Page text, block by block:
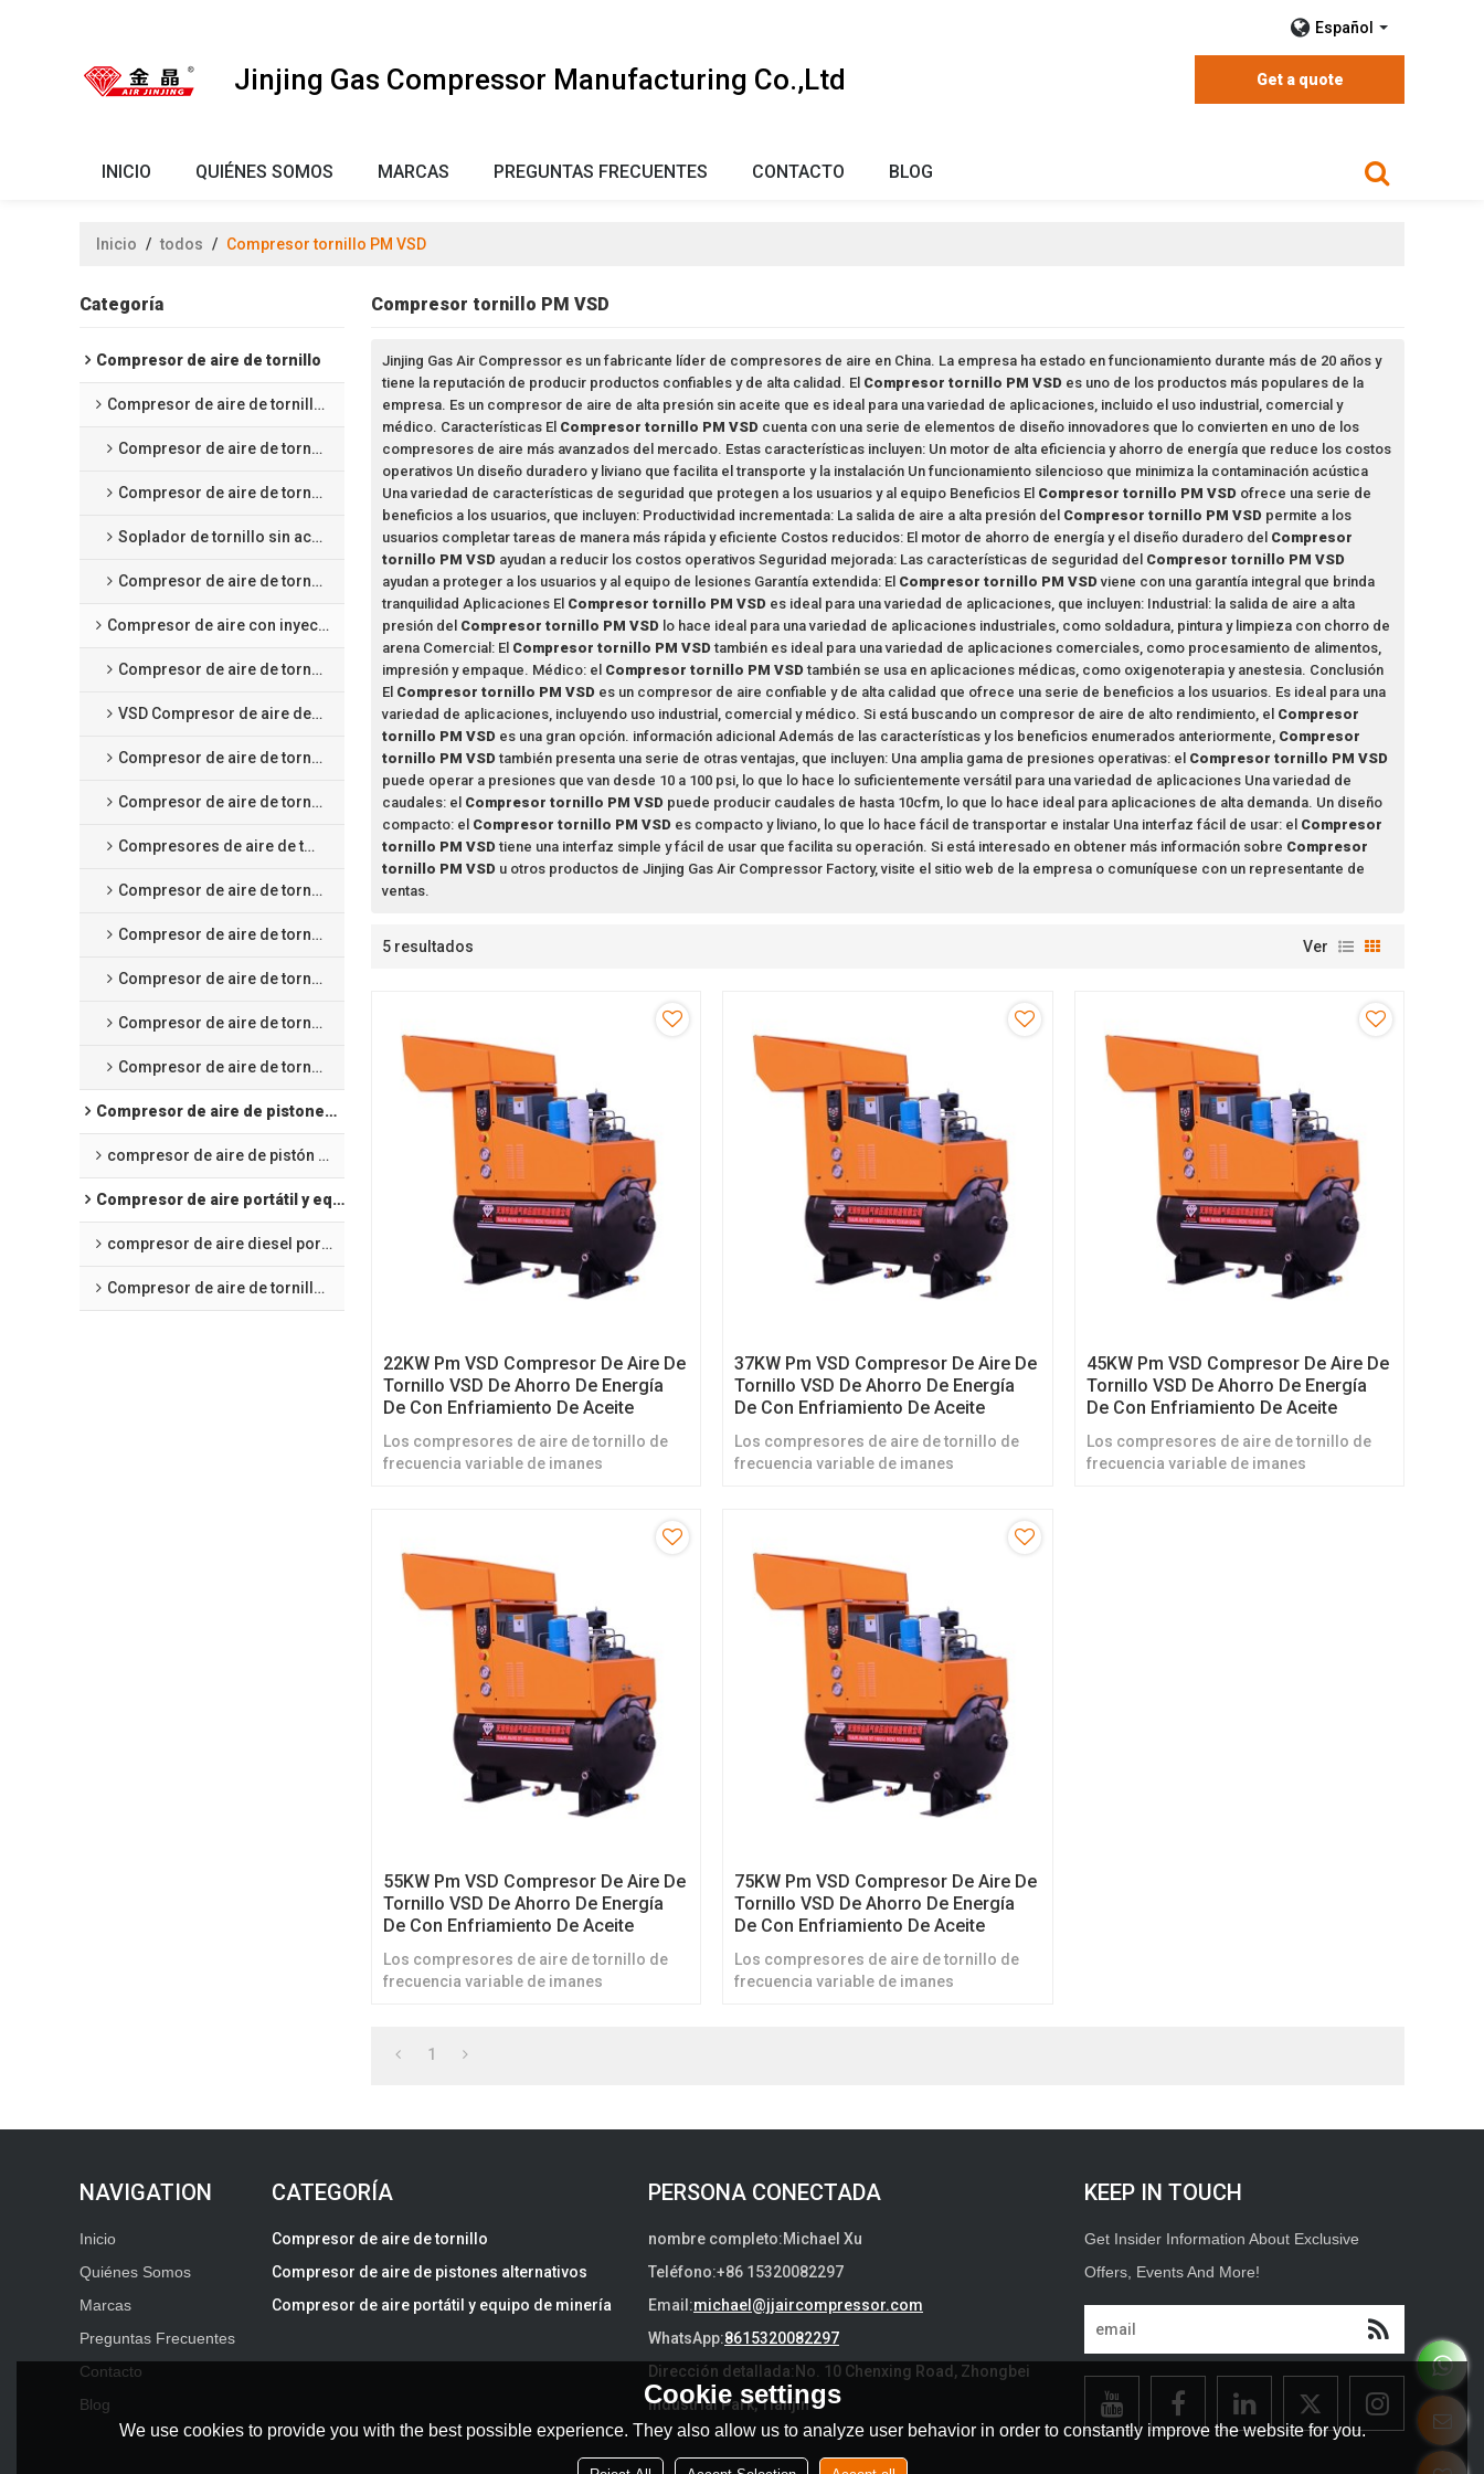
Español
Jinjing Gas Compressor Manufacturing Co.,Ltd Get a quote
INICIO QUIÉNES SOMOS MARCAS PREGUNTAS FRECUENTES CONTACTO BLOG
Inicio / todos / Compresor tornillo PM VSD
Categoría
Compresor de aire de tornillo
Compresor de aire de tornillo sin aceite
Compresor de aire de tornillo lubricado por agua
Compresor de aire de tornillo tipo seco
Soplador de tornillo sin aceite
Compresor de aire de tornillo scroll sin aceite
Compresor de aire con inyección de aceite
Compresor de aire de tornillo de velocidad fija
VSD Compresor de aire de tornillo a velocidad variable
Compresor de aire de tornillo con magneto permanente VSD
Compresor de aire de tornillo a baja presión
Compresores de aire de tornillo de media presión
Compresor de aire de tornillo de dos etapas de velocidad fija
Compresor de aire de tornillo de dos etapas con magneto permanente VSD
Compresor de aire de tornillo 4 en 1 integrado
Compresor de aire de tornillo para corte láser
Compresor de aire de tornillo de frecuencia variable de imanes permanentes refrigerado por aceite
Compresor de aire de pistones alternativos
compresor de aire de pistón de presión media
Compresor de aire portátil y equipo de minería
compresor de aire diesel portátil
Compresor de aire de tornillo portátil eléctrico
Compresor tornillo PM VSD
Jinjing Gas Air Compressor es un fabricante líder de compresores de aire en China. La empresa ha estado en funcionamiento durante más de 20 años y
tiene la reputación de producir productos confiables y de alta calidad. El Compresor tornillo PM VSD es uno de los productos más populares de la
empresa. Es un compresor de aire de alta presión sin aceite que es ideal para una variedad de aplicaciones, incluido el uso industrial, comercial y
médico. Características El Compresor tornillo PM VSD cuenta con una serie de elementos de diseño innovadores que lo convierten en uno de los
compresores de aire más avanzados del mercado. Estas características incluyen: Un motor de alta eficiencia y ahorro de energía que reduce los costos
operativos Un diseño duradero y liviano que facilita el transporte y la instalación Un funcionamiento silencioso que minimiza la contaminación acústica
Una variedad de características de seguridad que protegen a los usuarios y al equipo Beneficios El Compresor tornillo PM VSD ofrece una serie de
beneficios a los usuarios, que incluyen: Productividad incrementada: La salida de aire a alta presión del Compresor tornillo PM VSD permite a los
usuarios completar tareas de manera más rápida y eficiente Costos reducidos: El motor de ahorro de energía y el diseño duradero del Compresor
tornillo PM VSD ayudan a reducir los costos operativos Seguridad mejorada: Las características de seguridad del Compresor tornillo PM VSD
ayudan a proteger a los usuarios y al equipo de lesiones Garantía extendida: El Compresor tornillo PM VSDviene con una garantía integral que brinda
tranquilidad Aplicaciones El Compresor tornillo PM VSD es ideal para una variedad de aplicaciones, que incluyen: Industrial: la salida de aire a alta
presión del Compresor tornillo PM VSD lo hace ideal para una variedad de aplicaciones industriales, como soldadura, pintura y limpieza con chorro de
arena Comercial: El Compresor tornillo PM VSDtambién es ideal para una variedad de aplicaciones comerciales, como procesamiento de alimentos,
impresión y empaque. Médico: el Compresor tornillo PM VSDtambién se usa en aplicaciones médicas, como oxigenoterapia y anestesia. Conclusión
El Compresor tornillo PM VSD es un compresor de aire confiable y de alta calidad que ofrece una serie de beneficios a los usuarios. Es ideal para una
variedad de aplicaciones, incluyendo uso industrial, comercial y médico. Si está buscando un compresor de aire de alto rendimiento, el Compresor
tornillo PM VSD es una gran opción. información adicional Además de las características y los beneficios enumerados anteriormente, Compresor
tornillo PM VSDtambién presenta una serie de otras ventajas, que incluyen: Una amplia gama de presiones operativas: el Compresor tornillo PM VSD
puede operar a presiones que van desde 10 a 100 psi, lo que lo hace lo suficientemente versátil para una variedad de aplicaciones Una variedad de
caudales: el Compresor tornillo PM VSD puede producir caudales de hasta 10cfm, lo que lo hace ideal para aplicaciones de alta demanda. Un diseño
compacto: el Compresor tornillo PM VSD es compacto y liviano, lo que lo hace fácil de transportar e instalar Una interfaz fácil de usar: el Compresor
tornillo PM VSDtiene una interfaz simple y fácil de usar que facilita su operación. Si está interesado en obtener más información sobre Compresor
tornillo PM VSD u otros productos de Jinjing Gas Air Compressor Factory, visite el sitio web de la empresa o comuníquese con un representante de
ventas.
5 resultados Ver
22KW Pm VSD Compresor De Aire De
Tornillo VSD De Ahorro De Energía
De Con Enfriamiento De Aceite
Los compresores de aire de tornillo de
frecuencia variable de imanes
37KW Pm VSD Compresor De Aire De
Tornillo VSD De Ahorro De Energía
De Con Enfriamiento De Aceite
Los compresores de aire de tornillo de
frecuencia variable de imanes
45KW Pm VSD Compresor De Aire De
Tornillo VSD De Ahorro De Energía
De Con Enfriamiento De Aceite
Los compresores de aire de tornillo de
frecuencia variable de imanes
55KW Pm VSD Compresor De Aire De
Tornillo VSD De Ahorro De Energía
De Con Enfriamiento De Aceite
Los compresores de aire de tornillo de
frecuencia variable de imanes
75KW Pm VSD Compresor De Aire De
Tornillo VSD De Ahorro De Energía
De Con Enfriamiento De Aceite
Los compresores de aire de tornillo de
frecuencia variable de imanes
1
Inicio
Quiénes Somos
Marcas
Preguntas Frecuentes
Contacto
Blog
CATEGORÍA
Compresor de aire de tornillo
Compresor de aire de pistones alternativos
Compresor de aire portátil y equipo de minería
PERSONA CONECTADA
nombre completo:Michael Xu
Teléfono:+86 15320082297
Email:michael@jjaircompressor.com
WhatsApp:8615320082297
Dirección detallada: No. 10 Chenxing Road, Zhongbei
Industrial Park, Tianjin
KEEP IN TOUCH
Cookie settings
We use cookies to provide you with the best possible experience. They also allow us to analyze user behavior in order to constantly improve the website for you.